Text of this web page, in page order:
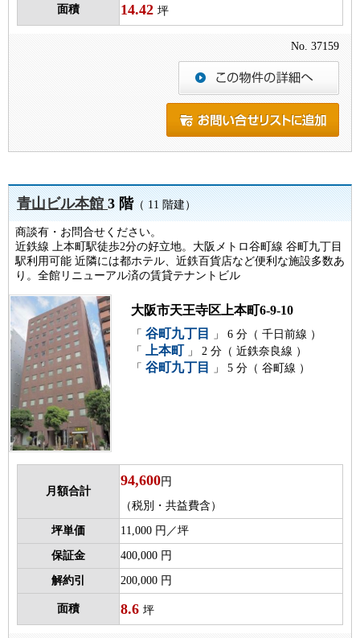
面積 14.42 坪
No. 37159
青山ビル本館3 階（ 11 階建）
商談有・お問合せください。
近鉄線 上本町駅徒歩2分の好立地。大阪メトロ谷町線 谷町九丁目
駅利用可能 近隣には都ホテル、近鉄百貨店など便利な施設多数あ
り。全館リニューアル済の賃貸テナントビル
大阪市天王寺区上本町6-9-10
「 谷町九丁目
」 6 分（ 千日前線 ）
「
上本町 」 2 分（ 近鉄奈良線 ）
「 谷町九丁目 」 5 分（ 谷町線 ）
月額合計
94,600円
（税別・共益費含）
坪単価 11,000 円／坪
保証金 400,000 円
解約引 200,000 円
面積 8.6 坪